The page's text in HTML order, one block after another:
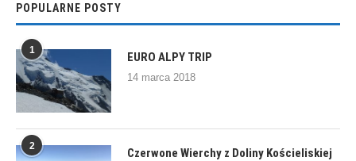
POPULARNE POSTY
1 EURO ALPY TRIP
14 marca 2018
2
Czerwone Wierchy z Doliny Kościeliskiej